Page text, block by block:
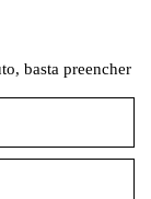
basta preencher